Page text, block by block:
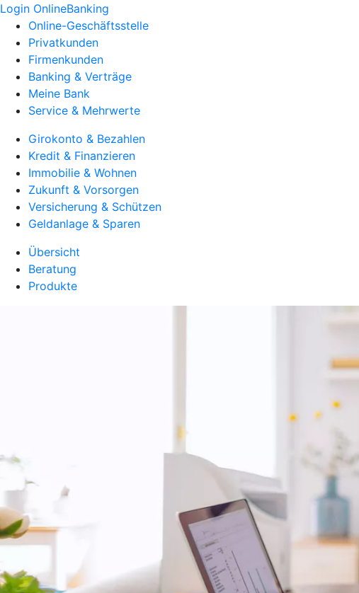
Login OnlineBanking
Online-Geschäftsstelle
Privatkunden
Firmenkunden
Banking & Verträge
Meine Bank
Service & Mehrwerte
Girokonto & Bezahlen
Kredit & Finanzieren
Immobilie & Wohnen
Zukunft & Vorsorgen
Versicherung & Schützen
Geldanlage & Sparen
Übersicht
Beratung
Produkte